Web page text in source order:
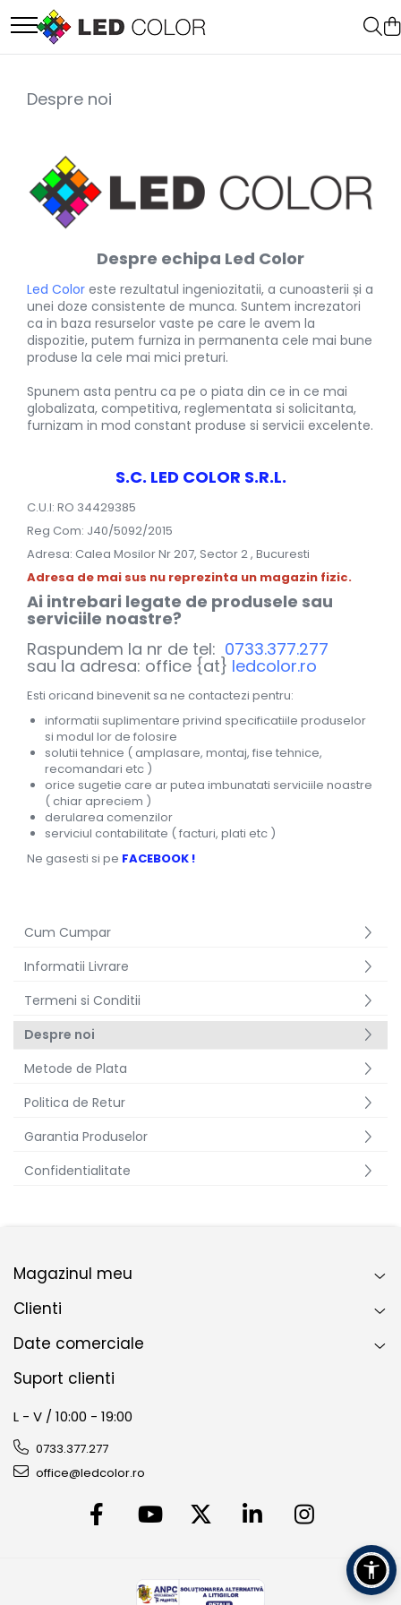
Accesorii Led
Despre noi
Despre echipa Led Color
Led Color este rezultatul ingeniozitatii, a cunoasterii și a
unei doze consistente de munca. Suntem increzatori
ca in baza resurselor vaste pe care le avem la
dispozitie, putem furniza in permanenta cele mai bune
produse la cele mai mici preturi.
Spunem asta pentru ca pe o piata din ce in ce mai
globalizata, competitiva, reglementata si solicitanta,
furnizam in mod constant produse si servicii excelente.
S.C. LED COLOR S.R.L.
C.U.I: RO 34429385
Reg Com: J40/5092/2015
Adresa: Calea Mosilor Nr 207, Sector 2 , Bucuresti
Adresa de mai sus nu reprezinta un magazin fizic.
Ai intrebari legate de produsele sau
serviciile noastre?
Raspundem la nr de tel: 0733.377.277
sau la adresa: office {at} ledcolor.ro
Esti oricand binevenit sa ne contactezi pentru:
informatii suplimentare privind specificatiile produselor
si modul lor de folosire
solutii tehnice ( amplasare, montaj, fise tehnice,
recomandari etc )
orice sugetie care ar putea imbunatati serviciile noastre
( chiar apreciem )
derularea comenzilor
serviciul contabilitate ( facturi, plati etc )
Ne gasesti si pe FACEBOOK !
Cum Cumpar
Informatii Livrare
Termeni si Conditii
Despre noi
Metode de Plata
Politica de Retur
Garantia Produselor
Confidentialitate
Magazinul meu
Clienti
Date comerciale
Suport clienti
L - V / 10:00 - 19:00
0733.377.277
office@ledcolor.ro